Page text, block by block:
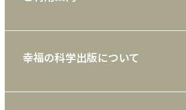
雑誌
CD
利用規約
特定商取引法
幸福の科学出版について